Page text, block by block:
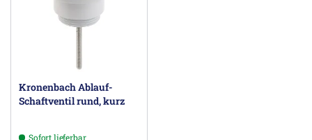
Kronenbach Ablauf-
Schaftventil rund, kurz
Sofort lieferbar